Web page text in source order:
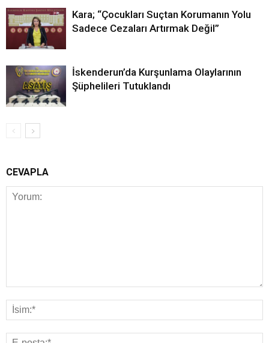
Kara; “Çocukları Suçtan Korumanın Yolu
Sadece Cezaları Artırmak Değil”
İskenderun’da Kurşunlama Olaylarının
Şüphelileri Tutuklandı
CEVAPLA